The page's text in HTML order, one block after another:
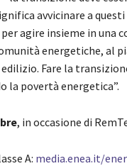
avvicinare a
agire insieme in una
energetiche, al
Fare la
la povertà energetica”.
, in occasione di
A: media.enea.it/